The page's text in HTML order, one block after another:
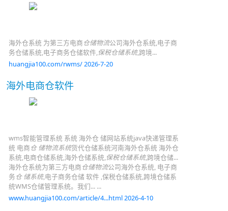
海外仓系统 为第三方电商仓储物流公司海外仓系统,电子商
务仓储系统,电子商务仓储软件,保税仓储系统,跨境...
huangjia100.com/rwms/ 2026-7-20
海外电商仓软件
wms智能管理系统 系统 海外仓 储网站系统java快递管理系
统 电商仓 储物流系统货代仓储系统河南海外仓系统 海外仓
系统,电商仓储系统,海外仓储系统,保税仓储系统,跨境仓储...
海外仓系统为第三方电商仓储物流公司海外仓系统, 电子商
务仓 储系统,电子商务仓储 软件 ,保税仓储系统,跨境仓储系
统WMS仓储管理系统。我们... ...
www.huangjia100.com/article/4...html 2026-4-10